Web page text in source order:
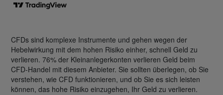
CFDs sind komplexe Instrumente und gehen wegen der
Hebelwirkung mit dem hohen Risiko einher, schnell Geld zu
verlieren. 76% der Kleinanlegerkonten verlieren Geld beim
CFD-Handel mit diesem Anbieter. Sie sollten überlegen, ob Sie
verstehen, wie CFD funktionieren, und ob Sie es sich leisten
können, das hohe Risiko einzugehen, Ihr Geld zu verlieren.